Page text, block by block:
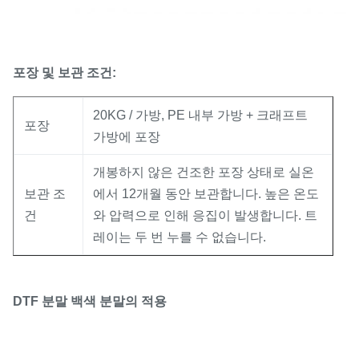
포장 및 보관 조건:
포장
20KG / 가방, PE 내부 가방 + 크래프트
가방에 포장
보관 조
건
개봉하지 않은 건조한 포장 상태로 실온
에서 12개월 동안 보관합니다. 높은 온도
와 압력으로 인해 응집이 발생합니다. 트
레이는 두 번 누를 수 없습니다.
DTF 분말 백색 분말의 적용